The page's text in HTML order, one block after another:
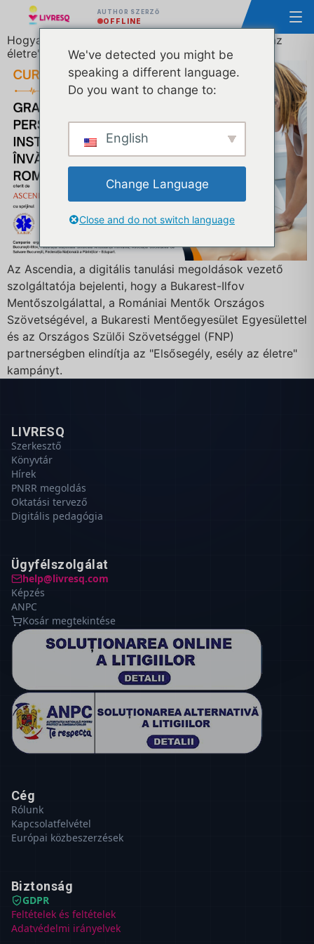
AUTHOR SZERZŐ
OFFLINE
Hogyan lehet jelentkezni az "Első segítség, esély az
életre" kampányba?
Az Ascendia, a digitális tanulási megoldások vezető
szolgáltatója bejelenti, hogy a Bukarest-Ilfov
Mentőszolgálattal, a Romániai Mentők Országos
Szövetségével, a Bukaresti Mentőegyesület Egyesülettel
és az Országos Szülői Szövetséggel (FNP)
partnerségben elindítja az "Elsősegély, esély az életre"
kampányt.
LIVRESQ
Szerkesztő
Könyvtár
Hírek
PNRR megoldás
Oktatási tervező
Digitális pedagógia
Ügyfélszolgálat
help@livresq.com
Képzés
ANPC
Kosár megtekintése
Cég
Rólunk
Kapcsolatfelvétel
Európai közbeszerzések
Biztonság
GDPR
Feltételek és feltételek
Adatvédelmi irányelvek
We've detected you might be
speaking a different language.
Do you want to change to:
English
Change Language
Close and do not switch language